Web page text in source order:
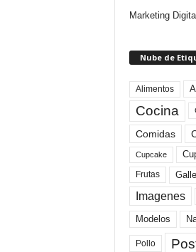
Marketing
Nube de
Alimentos
Cocina
Comidas
Cupcake
Frutas
Imagenes
Modelos
Pollo